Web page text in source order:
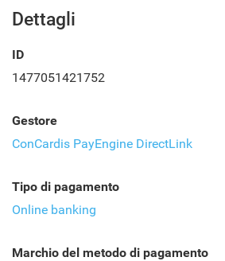
Dettagli
ID
1477051421752
Gestore
ConCardis PayEngine DirectLink
Tipo di pagamento
Online banking
Marchio del metodo di pagamento